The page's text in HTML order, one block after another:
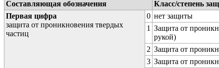
Составляющая обозначения
Класс/степень
Первая цифра
защита от проникновения твердых
частиц
0 нет защиты
1 Защита от
рукой)
2 Защита от
3 Защита от